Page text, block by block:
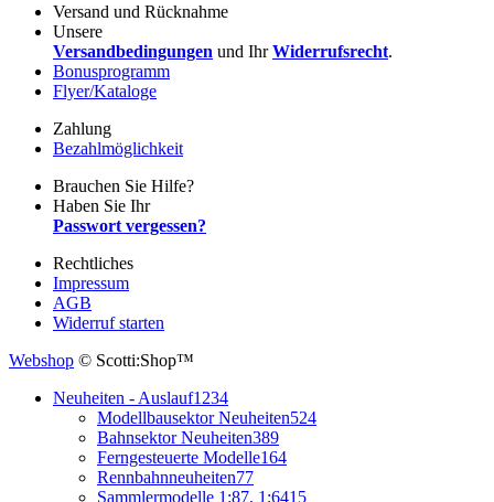
Versand und Rücknahme
Unsere
Versandbedingungen und IhrWiderrufsrecht.
Bonusprogramm
Flyer/Kataloge
Zahlung
Bezahlmöglichkeit
Brauchen Sie Hilfe?
Haben Sie Ihr
Passwort vergessen?
Rechtliches
Impressum
AGB
Widerruf starten
Webshop © Scotti:Shop™
Neuheiten - Auslauf1234
Modellbausektor Neuheiten524
Bahnsektor Neuheiten389
Ferngesteuerte Modelle164
Rennbahnneuheiten77
Sammlermodelle 1:87, 1:6415